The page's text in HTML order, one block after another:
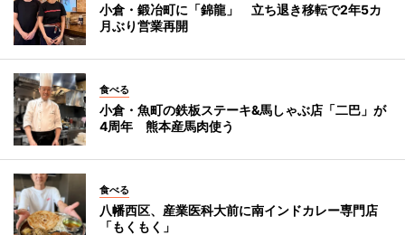
小倉・鍛冶町に「錦龍」 立ち退き移転で2年5カ
月ぶり営業再開
食べる
小倉・魚町の鉄板ステーキ&馬しゃぶ店「二巴」が
4周年 熊本産馬肉使う
食べる
八幡西区、産業医科大前に南インドカレー専門店
「もくもく」